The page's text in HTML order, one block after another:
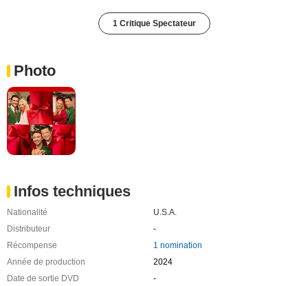
1 Critique Spectateur
Photo
Infos techniques
Nationalité
U.S.A.
Distributeur
-
Récompense
1 nomination
Année de production
2024
Date de sortie DVD
-